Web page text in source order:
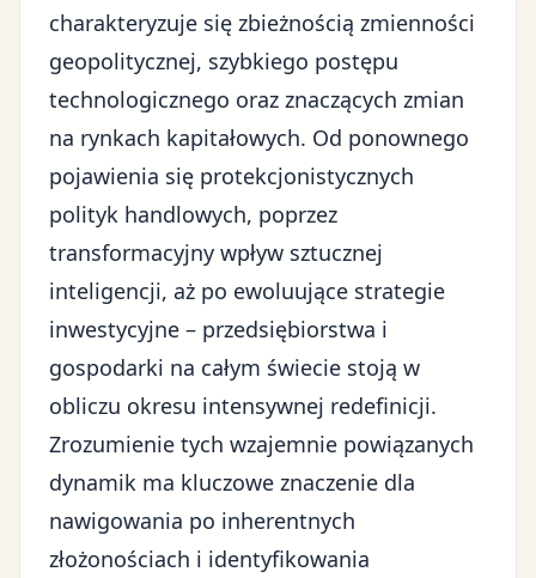
charakteryzuje się zbieżnością zmienności
geopolitycznej, szybkiego postępu
technologicznego oraz znaczących zmian
na rynkach kapitałowych. Od ponownego
pojawienia się protekcjonistycznych
polityk handlowych, poprzez
transformacyjny wpływ sztucznej
inteligencji, aż po ewoluujące strategie
inwestycyjne – przedsiębiorstwa i
gospodarki na całym świecie stoją w
obliczu okresu intensywnej redefinicji.
Zrozumienie tych wzajemnie powiązanych
dynamik ma kluczowe znaczenie dla
nawigowania po inherentnych
złożonościach i identyfikowania